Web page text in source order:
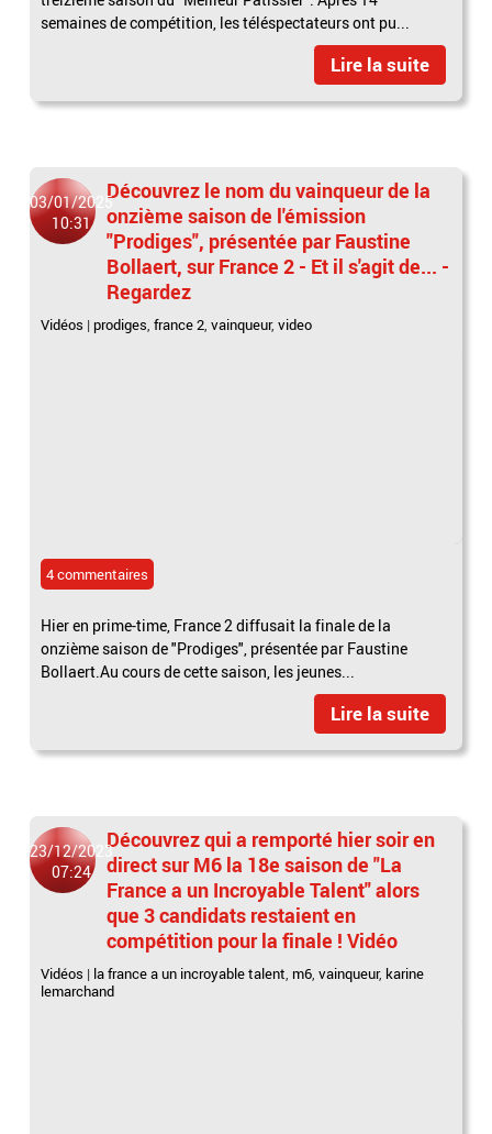
semaines de compétition, les téléspectateurs ont pu...
Lire la suite
03/01/2025
10:31
Découvrez le nom du vainqueur de la
onzième saison de l'émission
"Prodiges", présentée par Faustine
Bollaert, sur France 2 - Et il s'agit de... -
Regardez
Vidéos | prodiges,france 2,vainqueur,video
4 commentaires
Hier en prime-time, France 2 diffusait la finale de la
onzième saison de "Prodiges", présentée par Faustine
Bollaert.Au cours de cette saison, les jeunes...
Lire la suite
23/12/2023
07:24
Découvrez qui a remporté hier soir en
direct sur M6 la 18e saison de "La
France a un Incroyable Talent" alors
que 3 candidats restaient en
compétition pour la finale ! Vidéo
Vidéos | la france a un incroyable talent, m6,vainqueur, karine
lemarchand